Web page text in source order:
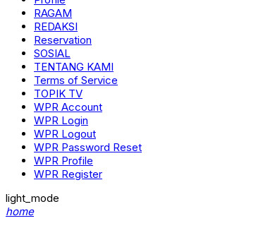
RAGAM
REDAKSI
Reservation
SOSIAL
TENTANG KAMI
Terms of Service
TOPIK TV
WPR Account
WPR Login
WPR Logout
WPR Password Reset
WPR Profile
WPR Register
light_mode
home